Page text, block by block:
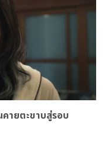
คายตะขาบสู่รอบ